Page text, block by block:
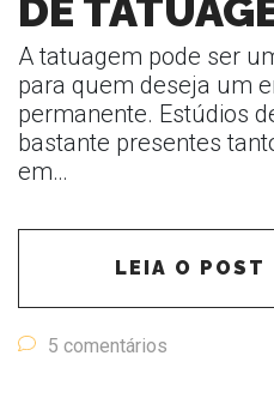
DE
A tatuagem pode ser
para quem deseja um
permanente. Estúdios
bastante presentes
em…
LEIA O POST
5 comentários